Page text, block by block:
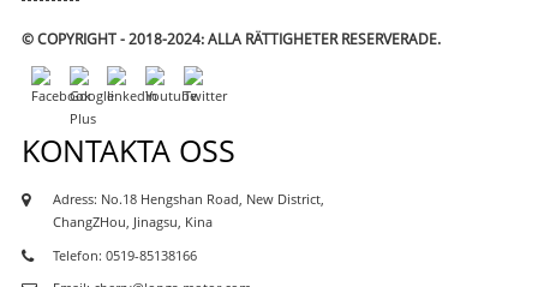
© COPYRIGHT - 2018-2024: ALLA RÄTTIGHETER RESERVERADE.
KONTAKTA OSS
Adress: No.18 Hengshan Road, New District,
ChangZHou, Jinagsu, Kina
Telefon: 0519-85138166